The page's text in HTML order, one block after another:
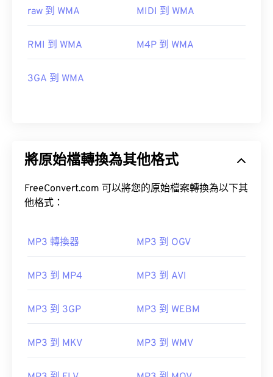
raw 到 WMA MIDI 到 WMA
RMI 到 WMA M4P 到 WMA
3GA 到 WMA
將原始檔轉換為其他格式
FreeConvert.com 可以將您的原始檔案轉換為以下其
他格式：
MP3 轉換器 MP3 到 OGV
MP3 到 MP4 MP3 到 AVI
MP3 到 3GP MP3 到 WEBM
MP3 到 MKV MP3 到 WMV